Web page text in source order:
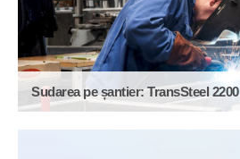
Sudarea pe șantier: TransSteel 2200